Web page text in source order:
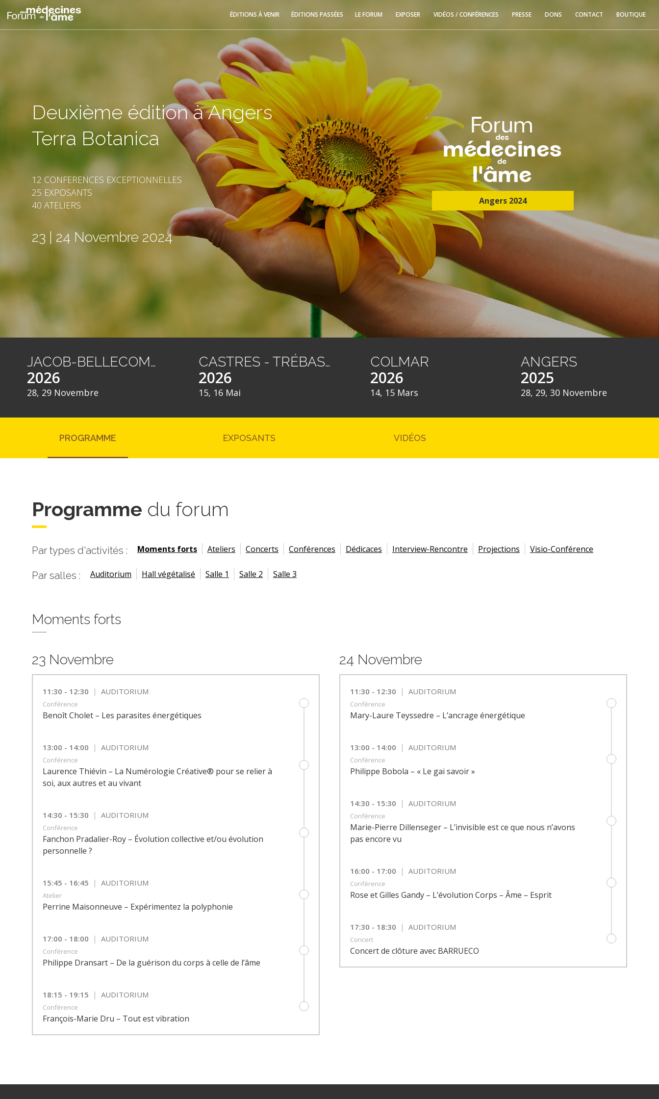
ÉDITIONS À VENIR ÉDITIONS PASSÉES LE FORUM EXPOSER VIDÉOS / CONFÉRENCES PRESSE DONS CONTACT BOUTIQUE
Deuxième édition à Angers
Terra Botanica
12 CONFERENCES EXCEPTIONNELLES
25 EXPOSANTS
40 ATELIERS
23 | 24 Novembre 2024
Angers 2024
JACOB-BELLECOMBETTE
2026
28, 29 Novembre
CASTRES - TRÉBAS LES BAINS
2026
15, 16 Mai
COLMAR
2026
14, 15 Mars
ANGERS
2025
28, 29, 30 Novembre
PROGRAMME EXPOSANTS VIDÉOS
Programme du forum
Par types d'activités : Moments forts Ateliers Concerts Conférences Dédicaces Interview-Rencontre Projections Visio-Conférence
Par salles : Auditorium Hall végétalisé Salle 1 Salle 2 Salle 3
Moments forts
23 Novembre
11:30 - 12:30 | AUDITORIUM
Conférence
Benoît Cholet – Les parasites énergétiques
13:00 - 14:00 | AUDITORIUM
Conférence
Laurence Thiévin – La Numérologie Créative® pour se relier à
soi, aux autres et au vivant
14:30 - 15:30 | AUDITORIUM
Conférence
Fanchon Pradalier-Roy – Évolution collective et/ou évolution
personnelle ?
15:45 - 16:45 | AUDITORIUM
Atelier
Perrine Maisonneuve – Expérimentez la polyphonie
17:00 - 18:00 | AUDITORIUM
Conférence
Philippe Dransart – De la guérison du corps à celle de l’âme
18:15 - 19:15 | AUDITORIUM
Conférence
François-Marie Dru – Tout est vibration
24 Novembre
11:30 - 12:30 | AUDITORIUM
Conférence
Mary-Laure Teyssedre – L’ancrage énergétique
13:00 - 14:00 | AUDITORIUM
Conférence
Philippe Bobola – « Le gai savoir »
14:30 - 15:30 | AUDITORIUM
Conférence
Marie-Pierre Dillenseger – L’invisible est ce que nous n’avons
pas encore vu
16:00 - 17:00 | AUDITORIUM
Conférence
Rose et Gilles Gandy – L’évolution Corps – Âme – Esprit
17:30 - 18:30 | AUDITORIUM
Concert
Concert de clôture avec BARRUECO